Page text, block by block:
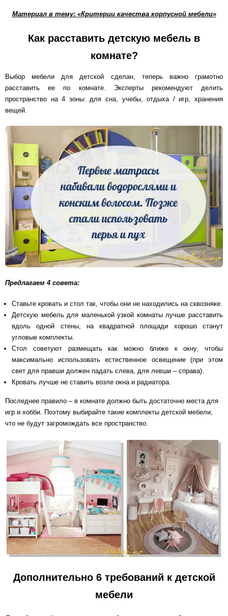
Материал в тему: «Критерии качества корпусной мебели»
Как расставить детскую мебель в
комнате?
Выбор мебели для детской сделан, теперь важно грамотно
расставить ее по комнате. Эксперты рекомендуют делить
пространство на 4 зоны: для сна, учебы, отдыха / игр, хранения
вещей.
Предлагаем 4 совета:
Ставьте кровать и стол так, чтобы они не находились на сквозняке.
Детскую мебель для маленькой узкой комнаты лучше расставить
вдоль одной стены, на квадратной площади хорошо станут
угловые комплекты.
Стол советуют размещать как можно ближе к окну, чтобы
максимально использовать естественное освещение (при этом
свет для правши должен падать слева, для левши – справа).
Кровать лучше не ставить возле окна и радиатора.
Последнее правило – в комнате должно быть достаточно места для
игр и хобби. Поэтому выбирайте такие комплекты детской мебели,
что не будут загромождать все пространство.
Дополнительно 6 требований к детской
мебели